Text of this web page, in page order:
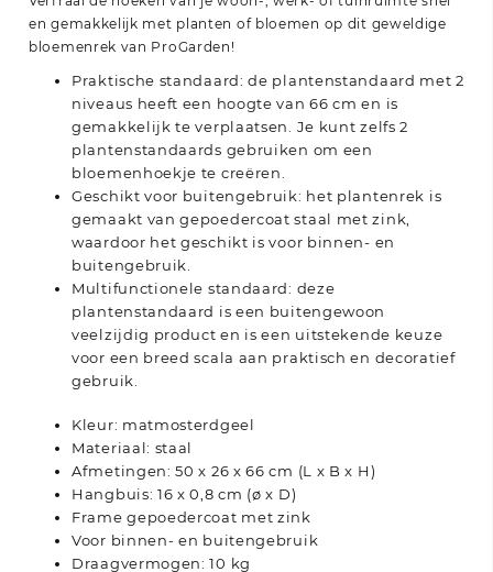
en gemakkelijk met planten of bloemen op dit geweldige
bloemenrek van ProGarden!
Praktische standaard: de plantenstandaard met 2
niveaus heeft een hoogte van 66 cm en is
gemakkelijk te verplaatsen. Je kunt zelfs 2
plantenstandaards gebruiken om een
bloemenhoekje te creëren.
Geschikt voor buitengebruik: het plantenrek is
gemaakt van gepoedercoat staal met zink,
waardoor het geschikt is voor binnen- en
buitengebruik.
Multifunctionele standaard: deze
plantenstandaard is een buitengewoon
veelzijdig product en is een uitstekende keuze
voor een breed scala aan praktisch en decoratief
gebruik.
Kleur: matmosterdgeel
Materiaal: staal
Afmetingen: 50 x 26 x 66 cm (L x B x H)
Hangbuis: 16 x 0,8 cm (ø x D)
Frame gepoedercoat met zink
Voor binnen- en buitengebruik
Draagvermogen: 10 kg